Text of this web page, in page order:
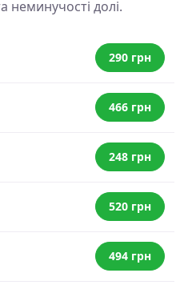
неминучості долі.
290 грн
466 грн
248 грн
520 грн
494 грн